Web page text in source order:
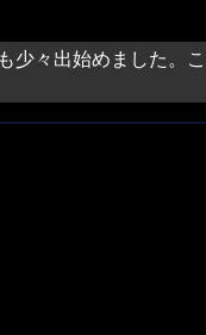
々出始めました。